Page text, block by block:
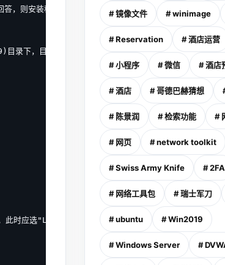
安装程序不会让用户看到安装向导页面
下，目录名不能包含驱动器盘符，如果要指明目的
此时应选"LeaveAlone"。值得注意的是，使用多系统
# 镜像文件 # winimage
# Reservation # 酒店运营
# 小程序 # 微信 # 酒店
# 酒店 # 哥德巴赫猜想
# 陈景润 # 检索功能 #
# 网页 # network toolkit
# Swiss Army Knife # 2FA
# 网络工具包 # 瑞士军刀
# ubuntu # Win2019
# Windows Server #